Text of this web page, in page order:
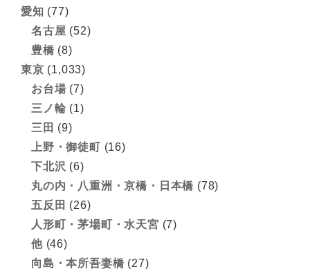
愛知 (77)
名古屋 (52)
豊橋 (8)
東京 (1,033)
お台場 (7)
三ノ輪 (1)
三田 (9)
上野・御徒町 (16)
下北沢 (6)
丸の内・八重洲・京橋・日本橋 (78)
五反田 (26)
人形町・茅場町・水天宮 (7)
他(46)
向島・本所吾妻橋 (27)